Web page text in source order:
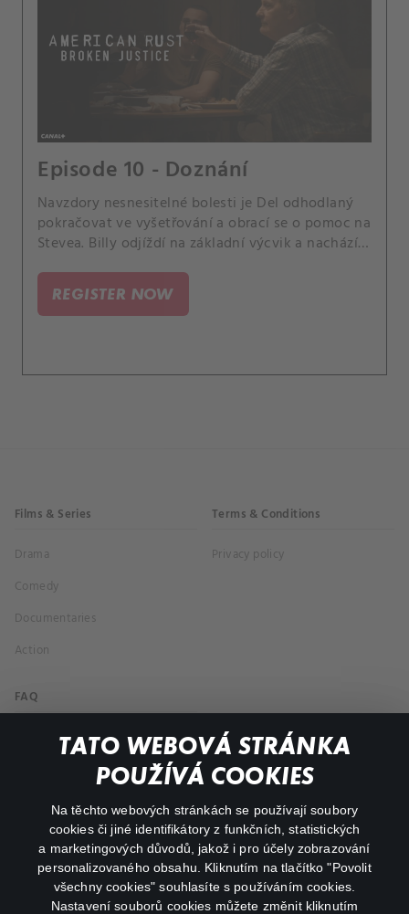
TATO WEBOVÁ STRÁNKA
POUŽÍVÁ COOKIES
Na těchto webových stránkách se používají soubory
cookies či jiné identifikátory z funkčních, statistických
a marketingových důvodů, jakož i pro účely zobrazování
personalizovaného obsahu. Kliknutím na tlačítko "Povolit
všechny cookies" souhlasíte s používáním cookies.
Nastavení souborů cookies můžete změnit kliknutím
Episode 10 - Doznání
Navzdory nesnesitelné bolesti je Del odhodlaný
pokračovat ve vyšetřování a obrací se o pomoc na
Stevea. Billy odjíždí na základní výcvik a nachází
REGISTER NOW
Films & Series
Drama
Comedy
Documentaries
Action
Terms & Conditions
Privacy policy
FAQ
My profile
facebookinstagram
youtube